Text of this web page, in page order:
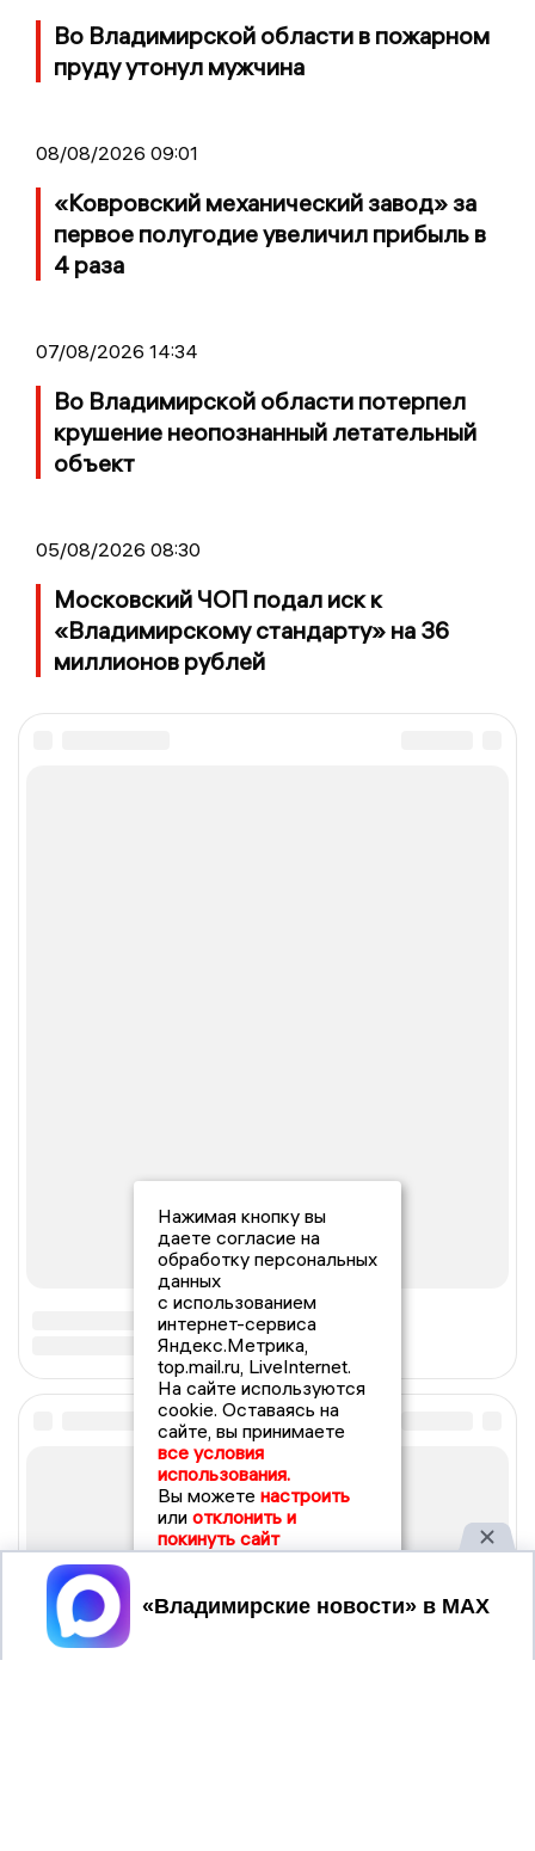
Во Владимирской области в пожарном
пруду утонул мужчина
08/08/2026 09:01
«Ковровский механический завод» за
первое полугодие увеличил прибыль в
4 раза
07/08/2026 14:34
Во Владимирской области потерпел
крушение неопознанный летательный
объект
05/08/2026 08:30
Московский ЧОП подал иск к
«Владимирскому стандарту» на 36
миллионов рублей
Нажимая кнопку вы
даете согласие на
обработку персональных
данных
с использованием
интернет-сервиса
Яндекс.Метрика,
top.mail.ru, LiveInternet.
На сайте используются
cookie. Оставаясь на
сайте, вы принимаете
все условия
использования.
Вы можете настроить
или отклонить и
покинуть сайт
Принять